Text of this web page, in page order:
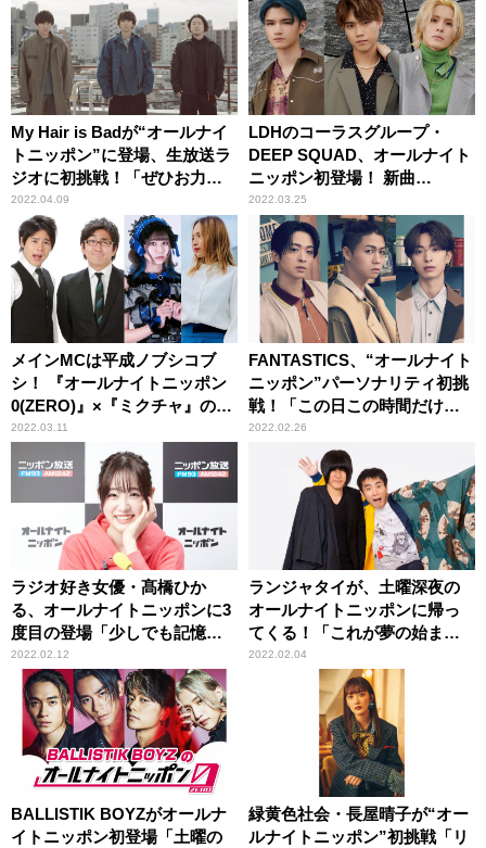
My Hair is Badが“オールナイ
トニッポン”に登場、生放送ラ
ジオに初挑戦！「ぜひお力貸
して下さい～！」
2022.04.09
LDHのコーラスグループ・
DEEP SQUAD、オールナイト
ニッポン初登場！ 新曲
「Gimme Gimme」もフル尺解
禁！
2022.03.25
メインMCは平成ノブシコブ
シ！ 『オールナイトニッポン
0(ZERO)』×『ミクチャ』のコ
ラボ番組が決定！
2022.03.11
FANTASTICS、“オールナイト
ニッポン”パーソナリティ初挑
戦！「この日この時間だけの
最高な時間を」
2022.02.26
ラジオ好き女優・髙橋ひか
る、オールナイトニッポンに3
度目の登場「少しでも記憶に
残る一夜になるように！」
2022.02.12
ランジャタイが、土曜深夜の
オールナイトニッポンに帰っ
てくる！「これが夢の始まり
となるように頑張ります」
2022.02.04
BALLISTIK BOYZがオールナ
イトニッポン初登場「土曜の
緑黄色社会・長屋晴子が“オー
ルナイトニッポン”初挑戦「リ